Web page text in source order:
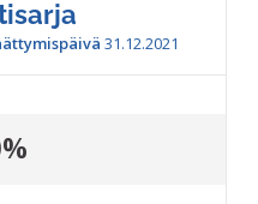
31.12.2021